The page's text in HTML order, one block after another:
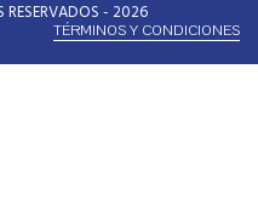
RESERVADOS - 2026
TÉRMINOS Y CONDICIONES